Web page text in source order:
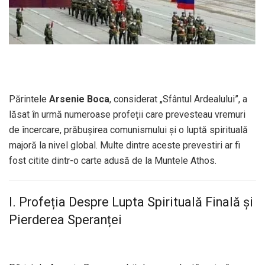
Părintele Arsenie Boca, considerat „Sfântul Ardealului”, a
lăsat în urmă numeroase profeții care prevesteau vremuri
de încercare, prăbușirea comunismului și o luptă spirituală
majoră la nivel global. Multe dintre aceste prevestiri ar fi
fost citite dintr-o carte adusă de la Muntele Athos.
I. Profeția Despre Lupta Spirituală Finală și
Pierderea Speranței